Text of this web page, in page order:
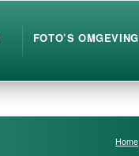
FOTO’S OMGEVING
Home